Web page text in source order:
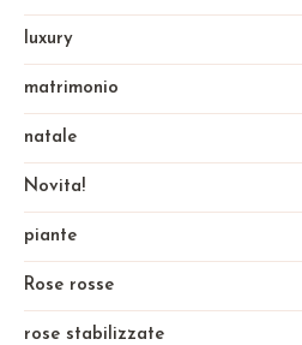
luxury
matrimonio
natale
Novita!
piante
Rose rosse
rose stabilizzate